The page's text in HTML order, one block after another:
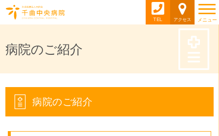
TEL アクセス メニュー
病院のご紹介
病院のご紹介